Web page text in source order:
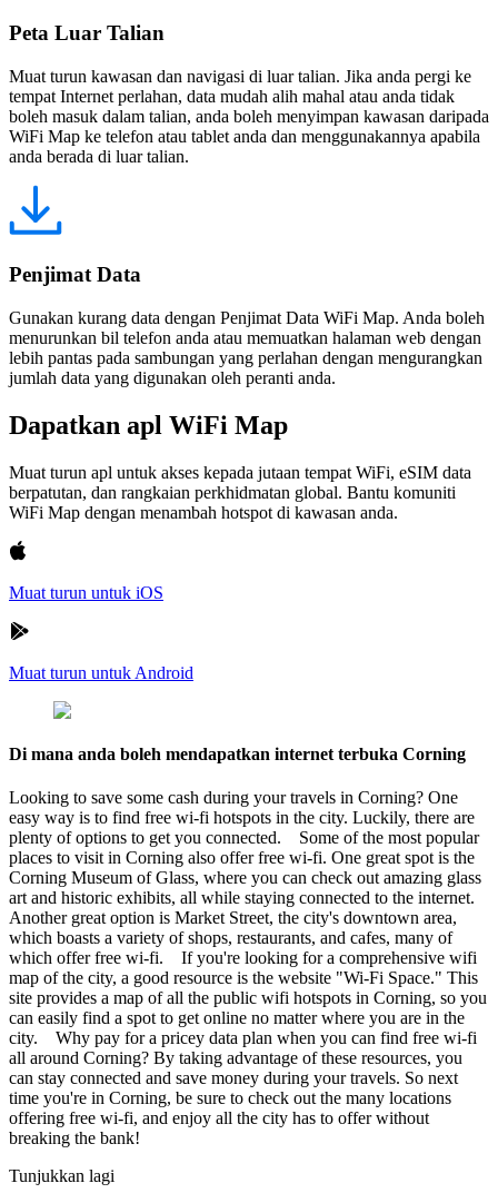
Peta Luar Talian
Muat turun kawasan dan navigasi di luar talian. Jika anda pergi ke
tempat Internet perlahan, data mudah alih mahal atau anda tidak
boleh masuk dalam talian, anda boleh menyimpan kawasan daripada
WiFi Map ke telefon atau tablet anda dan menggunakannya apabila
anda berada di luar talian.
Penjimat Data
Gunakan kurang data dengan Penjimat Data WiFi Map. Anda boleh
menurunkan bil telefon anda atau memuatkan halaman web dengan
lebih pantas pada sambungan yang perlahan dengan mengurangkan
jumlah data yang digunakan oleh peranti anda.
Dapatkan apl WiFi Map
Muat turun apl untuk akses kepada jutaan tempat WiFi, eSIM data
berpatutan, dan rangkaian perkhidmatan global. Bantu komuniti
WiFi Map dengan menambah hotspot di kawasan anda.
Muat turun untuk iOS
Muat turun untuk Android
Di mana anda boleh mendapatkan internet terbuka Corning
Looking to save some cash during your travels in Corning? One
easy way is to find free wi-fi hotspots in the city. Luckily, there are
plenty of options to get you connected. Some of the most popular
places to visit in Corning also offer free wi-fi. One great spot is the
Corning Museum of Glass, where you can check out amazing glass
art and historic exhibits, all while staying connected to the internet.
Another great option is Market Street, the city's downtown area,
which boasts a variety of shops, restaurants, and cafes, many of
which offer free wi-fi. If you're looking for a comprehensive wifi
map of the city, a good resource is the website "Wi-Fi Space." This
site provides a map of all the public wifi hotspots in Corning, so you
can easily find a spot to get online no matter where you are in the
city. Why pay for a pricey data plan when you can find free wi-fi
all around Corning? By taking advantage of these resources, you
can stay connected and save money during your travels. So next
time you're in Corning, be sure to check out the many locations
offering free wi-fi, and enjoy all the city has to offer without
breaking the bank!
Tunjukkan lagi